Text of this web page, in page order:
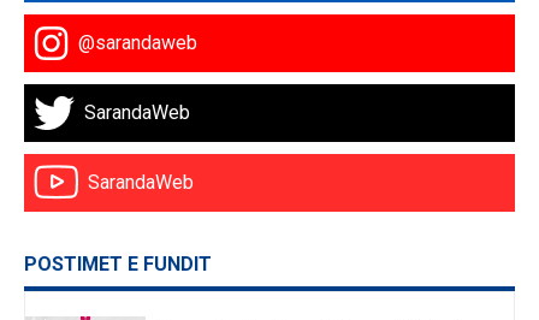
@sarandaweb
SarandaWeb
SarandaWeb
POSTIMET E FUNDIT